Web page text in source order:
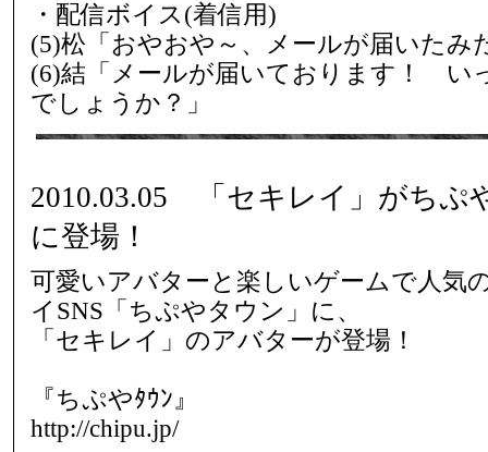
・配信ボイス(着信用)
(5)松「おやおや～、メールが届いたみ
(6)結「メールが届いております！ い
でしょうか？」
2010.03.05 「セキレイ」がちぷ
に登場！
可愛いアバターと楽しいゲームで人気
イSNS「ちぷやタウン」に、
「セキレイ」のアバターが登場！
『ちぷやﾀｳﾝ』
http://chipu.jp/